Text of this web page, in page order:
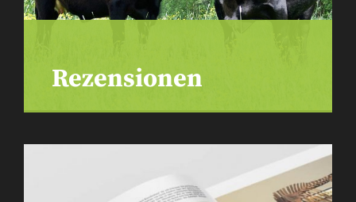
Rezensionen